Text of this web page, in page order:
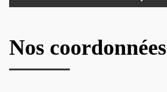
Nos coordonnées